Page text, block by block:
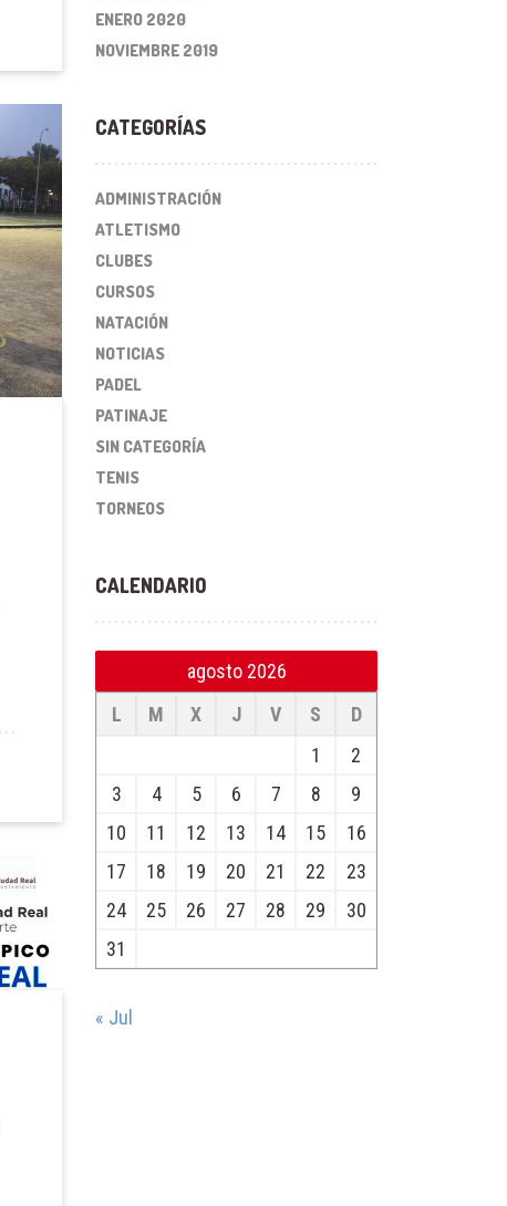
ENERO 2020
NOVIEMBRE 2019
CATEGORÍAS
ADMINISTRACIÓN
ATLETISMO
CLUBES
CURSOS
NATACIÓN
NOTICIAS
PADEL
PATINAJE
SIN CATEGORÍA
TENIS
TORNEOS
CALENDARIO
agosto 2026
L
M X J V S
D
1
2
3
4 5 6 7 8
9
10
11 12 13 14 15
16
17
18 19 20 21 22
23
24
25 26 27 28 29
30
31
« Jul